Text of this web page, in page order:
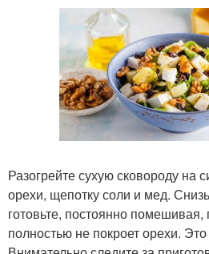
Разогрейте сухую сковороду на
орехи, щепотку соли и мед.
готовьте, постоянно помешивая,
полностью не покроет орехи.